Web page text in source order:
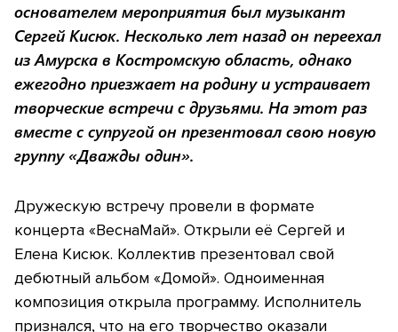
основателем мероприятия был музыкант
Сергей Кисюк. Несколько лет назад он переехал
из Амурска в Костромскую область, однако
ежегодно приезжает на родину и устраивает
творческие встречи с друзьями. На этот раз
вместе с супругой он презентовал свою новую
группу «Дважды один».
Дружескую встречу провели в формате
концерта «ВеснаМай». Открыли её Сергей и
Елена Кисюк. Коллектив презентовал свой
дебютный альбом «Домой». Одноименная
композиция открыла программу. Исполнитель
признался, что на его творчество оказали